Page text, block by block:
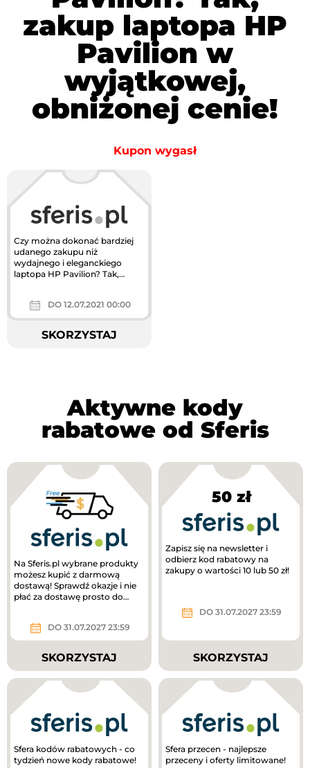
zakup laptopa HP
Pavilion w
wyjątkowej,
obniżonej cenie!
Kupon wygasł
Czy można dokonać bardziej
udanego zakupu niż
wydajnego i eleganckiego
laptopa HP Pavilion? Tak,
DO 12.07.2021 00:00
SKORZYSTAJ
Aktywne kody
rabatowe od Sferis
Na Sferis.pl wybrane produkty
możesz kupić z darmową
dostawą! Sprawdź okazje i nie
płać za dostawę prosto do
DO 31.07.2027 23:59
SKORZYSTAJ
50 zł
Zapisz się na newsletter i
odbierz kod rabatowy na
zakupy o wartości 10 lub 50 zł!
DO 31.07.2027 23:59
SKORZYSTAJ
Sfera kodów rabatowych - co
tydzień nowe kody rabatowe!
Sfera przecen - najlepsze
przeceny i oferty limitowane!